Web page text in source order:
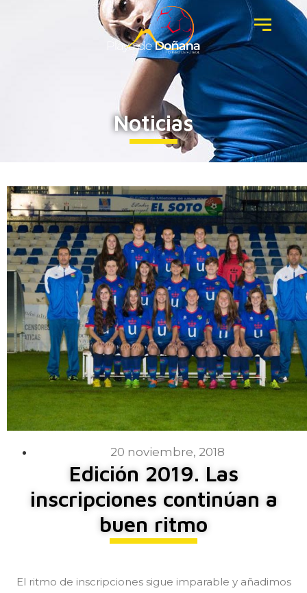
Noticias
20 noviembre, 2018
Edición 2019. Las
inscripciones continúan a
buen ritmo
El ritmo de inscripciones sigue imparable y añadimos